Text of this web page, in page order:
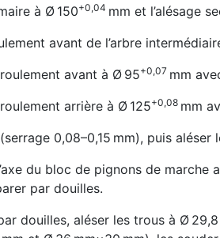
à Ø 150+0,04 mm et l’alésage
avant de l’arbre
avant à Ø 95+0,07 mm
arrière à Ø 125+0,08 mm
0,08–0,15 mm), puis
du bloc de pignons de
par douilles.
douilles, aléser les trous à Ø